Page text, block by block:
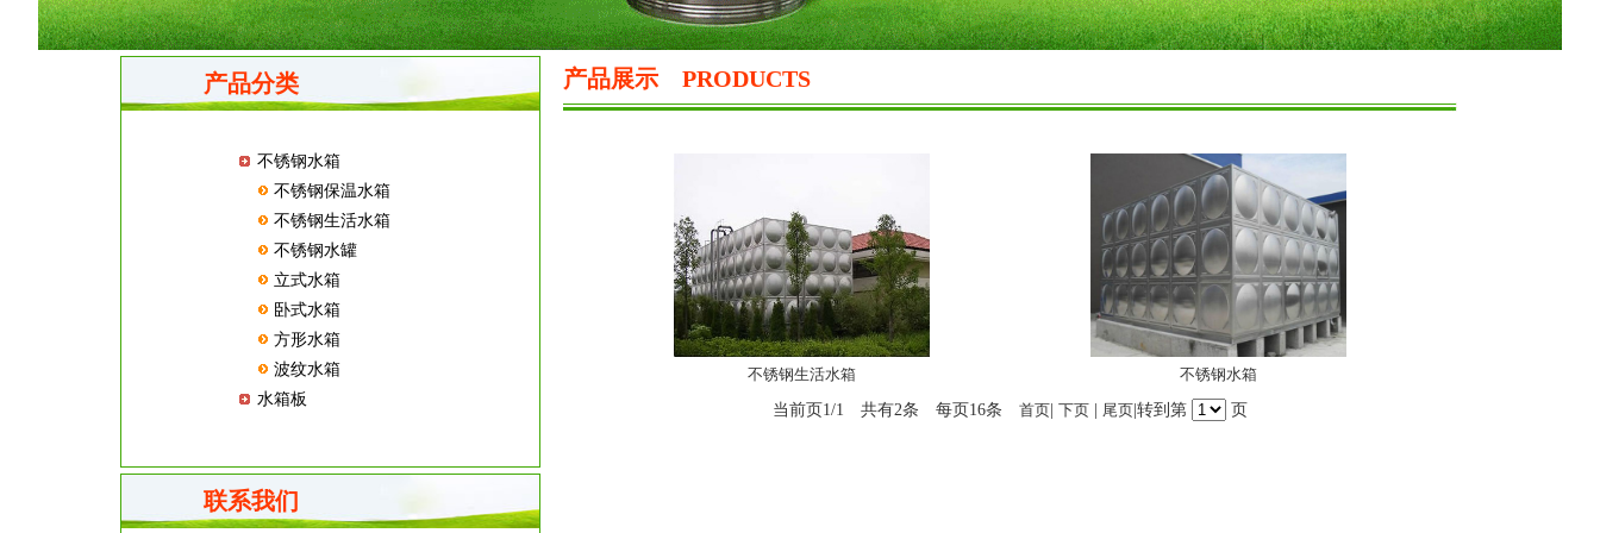
产品分类
不锈钢水箱
不锈钢保温水箱
不锈钢生活水箱
不锈钢水罐
立式水箱
卧式水箱
方形水箱
波纹水箱
水箱板
联系我们
产品展示 PRODUCTS
不锈钢生活水箱
不锈钢水箱
当前页1/1 共有2条 每页16条 首页 下页 尾页 |转到第 页